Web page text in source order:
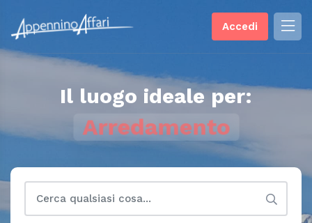
Accedi
Il luogo ideale per:
Arredamento